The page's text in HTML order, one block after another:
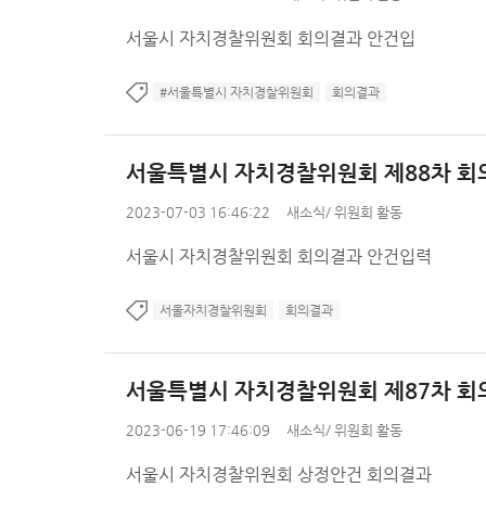
서울시 자치경찰위원회 회의결과 안건입
#서울특별시 자치경찰위원회 회의결과
서울특별시 자치경찰위원회 제88차 회
2023-07-03 16:46:22 새소식/ 위원회 활동
서울시 자치경찰위원회 회의결과 안건입력
서울자치경찰위원회 회의결과
서울특별시 자치경찰위원회 제87차 회
2023-06-19 17:46:09 새소식/ 위원회 활동
서울시 자치경찰위원회 상정안건 회의결과